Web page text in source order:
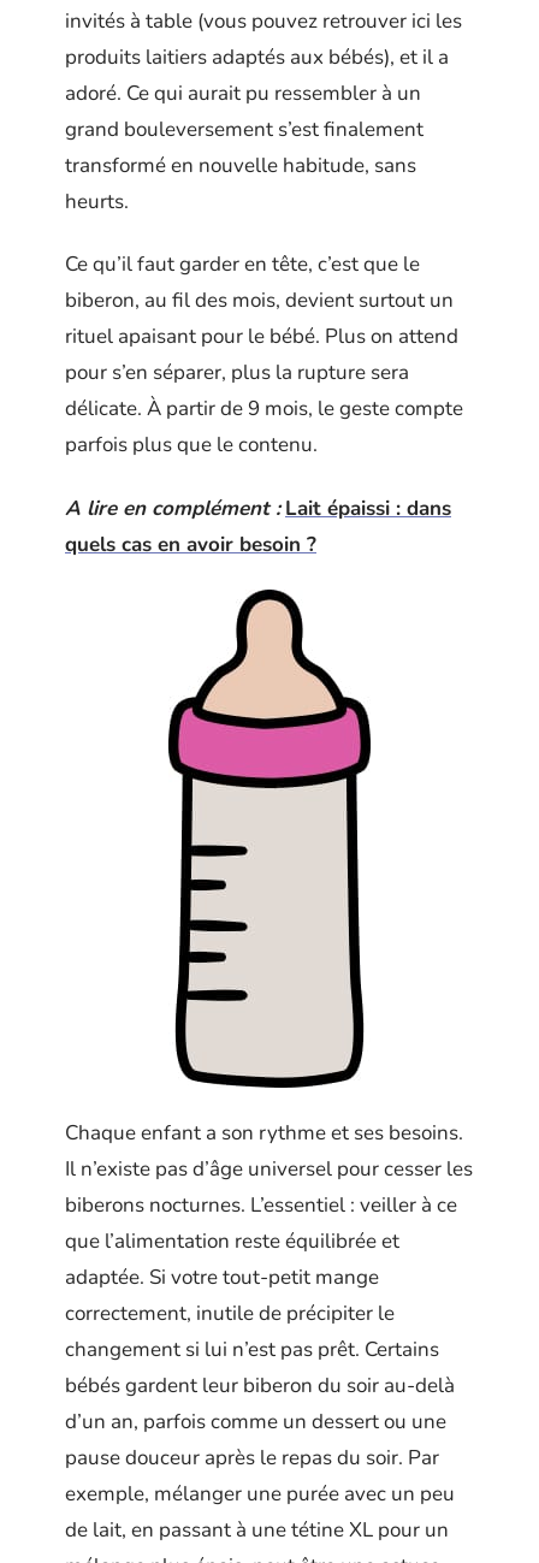
invités à table (vous pouvez retrouver ici les
produits laitiers adaptés aux bébés), et il a
adoré. Ce qui aurait pu ressembler à un
grand bouleversement s’est finalement
transformé en nouvelle habitude, sans
heurts.
Ce qu’il faut garder en tête, c’est que le
biberon, au fil des mois, devient surtout un
rituel apaisant pour le bébé. Plus on attend
pour s’en séparer, plus la rupture sera
délicate. À partir de 9 mois, le geste compte
parfois plus que le contenu.
A lire en complément : Lait épaissi : dans
quels cas en avoir besoin ?
Chaque enfant a son rythme et ses besoins.
Il n’existe pas d’âge universel pour cesser les
biberons nocturnes. L’essentiel : veiller à ce
que l’alimentation reste équilibrée et
adaptée. Si votre tout-petit mange
correctement, inutile de précipiter le
changement si lui n’est pas prêt. Certains
bébés gardent leur biberon du soir au-delà
d’un an, parfois comme un dessert ou une
pause douceur après le repas du soir. Par
exemple, mélanger une purée avec un peu
de lait, en passant à une tétine XL pour un